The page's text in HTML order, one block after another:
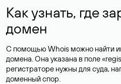
Как узнать, где
домен
С помощью Whois можно найти
домена. Она указана в поле
регистраторе нужны для суда,
доменный спор.